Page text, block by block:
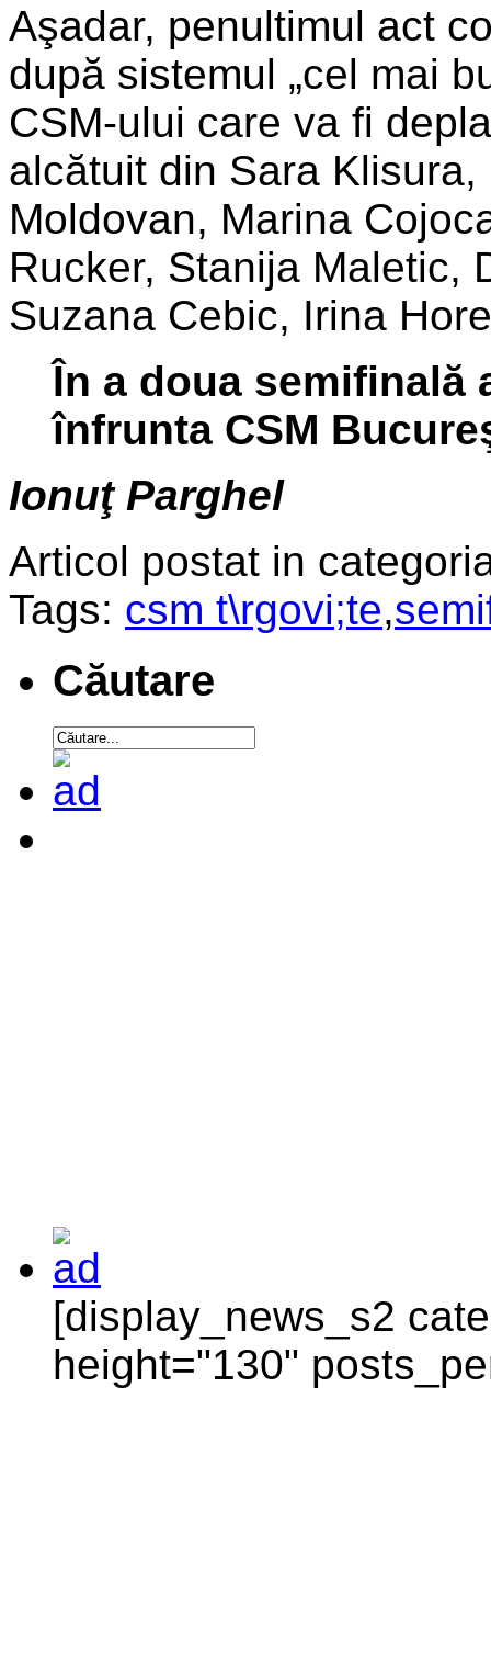
Aşadar, penultimul act
după sistemul „cel mai
CSM-ului care va fi
alcătuit din Sara
Moldovan, Marina
Rucker, Stanija Maletic,
Suzana Cebic, Irina
În a doua semifinală
înfrunta CSM
Ionuţ Parghel
Articol postat in
Tags: csm t\rgovi;te,
Căutare
[display_news_s2
height="130"